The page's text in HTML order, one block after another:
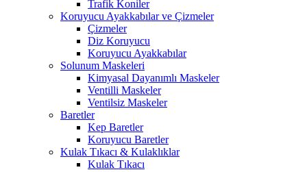
Trafik Koniler
Koruyucu Ayakkabılar ve Çizmeler
Çizmeler
Diz Koruyucu
Koruyucu Ayakkabılar
Solunum Maskeleri
Kimyasal Dayanımlı Maskeler
Ventilli Maskeler
Ventilsiz Maskeler
Baretler
Kep Baretler
Koruyucu Baretler
Kulak Tıkacı & Kulaklıklar
Kulak Tıkacı